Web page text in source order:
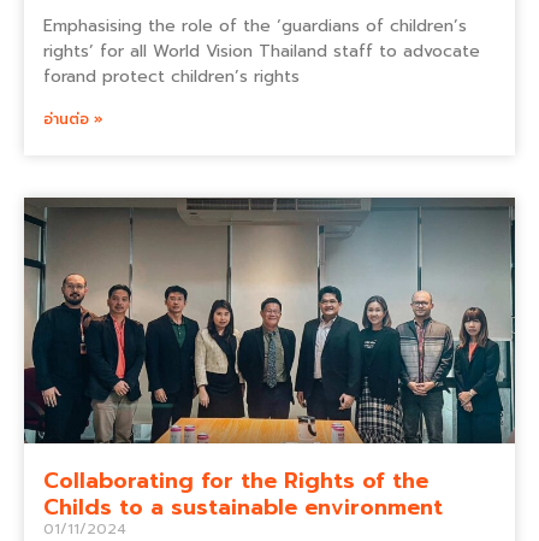
Emphasising the role of the ‘guardians of children’s
rights’ for all World Vision Thailand staff to advocate
forand protect children’s rights
อ่านต่อ »
Collaborating for the Rights of the
Childs to a sustainable environment
01/11/2024